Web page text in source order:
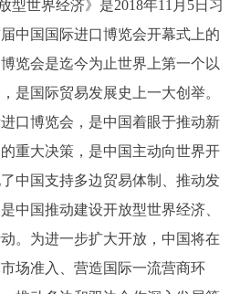
型世界经济》是2018年11月5日习
中国国际进口博览会开幕式上的
览会是迄今为止世界上第一个以
是国际贸易发展史上一大创举。
口博览会，是中国着眼于推动新
重大决策，是中国主动向世界开
中国支持多边贸易体制、推动发
中国推动建设开放型世界经济、
。为进一步扩大开放，中国将在
场准入、营造国际一流营商环